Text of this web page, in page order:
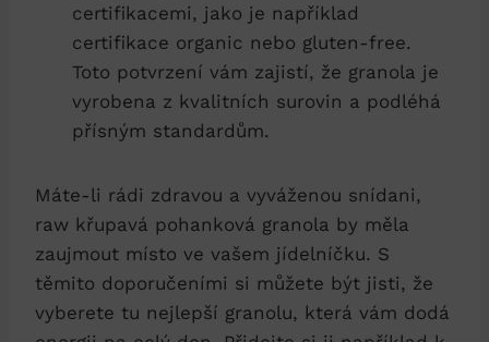
certifikacemi, jako je například
certifikace organic nebo gluten-free.
Toto potvrzení vám zajistí, že granola je
vyrobena z kvalitních surovin a podléhá
přísným standardům.
Máte-li rádi zdravou a vyváženou snídani,
raw křupavá pohanková granola by měla
zaujmout místo ve vašem jídelníčku. S
těmito doporučeními si můžete být jisti, že
vyberete tu nejlepší granolu, která vám dodá